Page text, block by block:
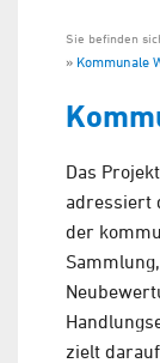
Sie befinden
Kommunale
Das
adressiert
der
zielt